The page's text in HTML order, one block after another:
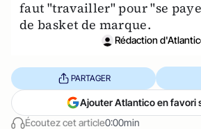
faut "travailler" pour "se
de basket de marque.
Rédaction
Écoutez cet article0:00min
PARTAGER
Ajouter Atlantico en favori